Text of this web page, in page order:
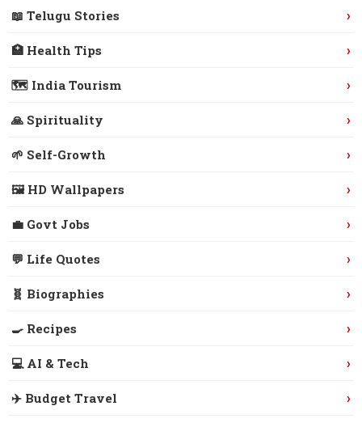
📖 Telugu Stories ›
🏥 Health Tips ›
🗺️ India Tourism ›
🙏 Spirituality ›
🌱 Self-Growth ›
🖼️ HD Wallpapers ›
💼 Govt Jobs ›
💬 Life Quotes ›
🧬 Biographies ›
🍳 Recipes ›
💻 AI & Tech ›
✈️ Budget Travel ›